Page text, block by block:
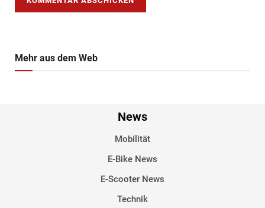
Mehr aus dem Web
News
Mobilität
E-Bike News
E-Scooter News
Technik